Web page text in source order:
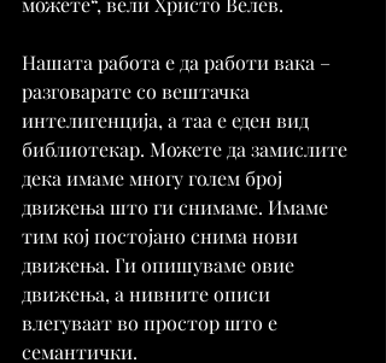
Нашата работа е да работи вака –
разговарате со вештачка
интелигенција, а таа е еден вид
библиотекар. Можете да замислите
дека имаме многу голем број
движења што ги снимаме. Имаме
тим кој постојано снима нови
движења. Ги опишуваме овие
движења, а нивните описи
влегуваат во простор што е
семантички.